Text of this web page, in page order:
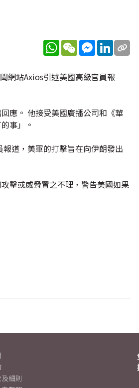
WhatsApp
WeChatMessenger
LinkedIn
網站Axios引述美國高級官員報
應。 他接受美國廣播公司和《華
事」。
道，美軍的打擊旨在向伊朗發出
擊或威脅置之不理，警告美國如果
細則